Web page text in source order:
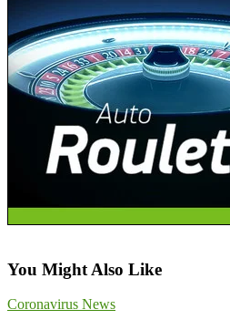
You Might Also Like
Coronavirus News